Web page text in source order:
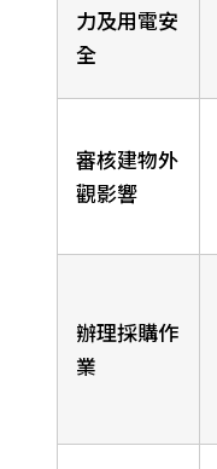
力及用電安
全
審核建物外
觀影響
辦理採購作
業